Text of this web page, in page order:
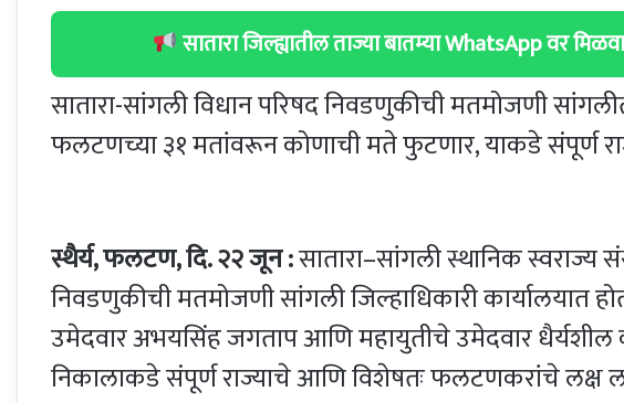
सातारा जिल्ह्यातील ताज्या बातम्या WhatsApp वर
सातारा-सांगली विधान परिषद निवडणुकीची मतमोजणी
फलटणच्या ३१ मतांवरून कोणाची मते फुटणार, याकडे संपूर्ण
स्थैर्य, फलटण, दि. २२ जून :सातारा–सांगली स्थानिक स्वराज्य
निवडणुकीची मतमोजणी सांगली जिल्हाधिकारी कार्यालयात
उमेदवार अभयसिंह जगताप आणि महायुतीचे उमेदवार
निकालाकडे संपूर्ण राज्याचे आणि विशेषतः फलटणकरांचे